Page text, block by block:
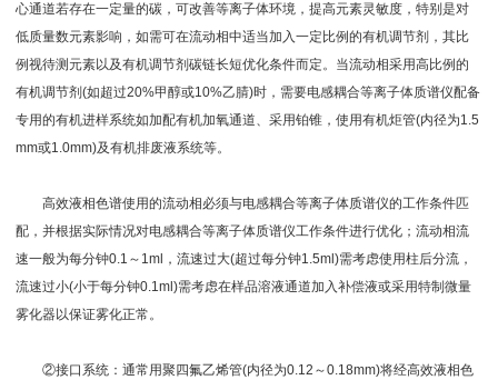
心通道若存在一定量的碳，可改善等离子体环境，提高元素灵敏度，特别是对
低质量数元素影响，如需可在流动相中适当加入一定比例的有机调节剂，其比
例视待测元素以及有机调节剂碳链长短优化条件而定。当流动相采用高比例的
有机调节剂(如超过20%甲醇或10%乙腈)时，需要电感耦合等离子体质谱仪配备
专用的有机进样系统如加配有机加氧通道、采用铂锥，使用有机炬管(内径为1.5
mm或1.0mm)及有机排废液系统等。
高效液相色谱使用的流动相必须与电感耦合等离子体质谱仪的工作条件匹
配，并根据实际情况对电感耦合等离子体质谱仪工作条件进行优化；流动相流
速一般为每分钟0.1～1ml，流速过大(超过每分钟1.5ml)需考虑使用柱后分流，
流速过小(小于每分钟0.1ml)需考虑在样品溶液通道加入补偿液或采用特制微量
雾化器以保证雾化正常。
②接口系统：通常用聚四氟乙烯管(内径为0.12～0.18mm)将经高效液相色